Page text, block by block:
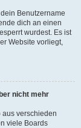
Benutzername
dich an einen
wurdest. Es ist
Website vorliegt,
nicht mehr
aus verschieden
viele Boards